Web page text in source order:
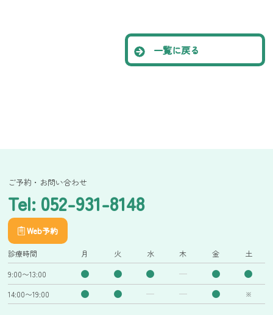
一覧に戻る
ご予約・お問い合わせ
Tel: 052-931-8148
Web予約
診療時間 月 火 水 木 金 土
9:00〜13:00
14:00〜19:00
※